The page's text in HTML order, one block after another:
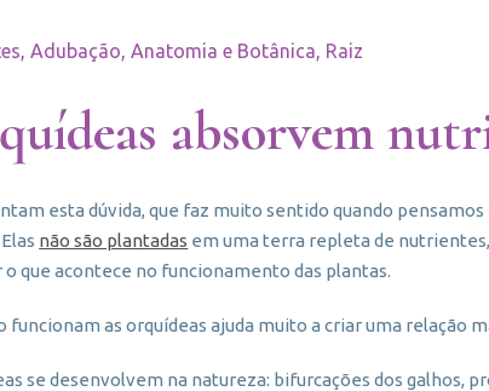
Adubação, Anatomia e Botânica, Raiz
absorvem
esta dúvida, que faz muito sentido quando
não são plantadas em uma terra repleta de
que acontece no funcionamento das plantas.
as orquídeas ajuda muito a criar uma relação
se desenvolvem na natureza: bifurcações dos galhos,